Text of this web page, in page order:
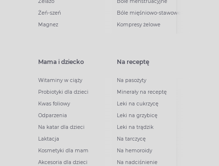
Żeń-szeń
Magnez
Bóle mięśniowo-stawowe
Kompresy żelowe
Mama i dziecko
Witaminy w ciąży
Probiotyki dla dzieci
Kwas foliowy
Odparzenia
Na katar dla dzieci
Laktacja
Kosmetyki dla mam
Akcesoria dla dzieci
Na receptę
Na pasożyty
Minerały na receptę
Leki na cukrzycę
Leki na grzybicę
Leki na trądzik
Na tarczycę
Na hemoroidy
Na nadciśnienie